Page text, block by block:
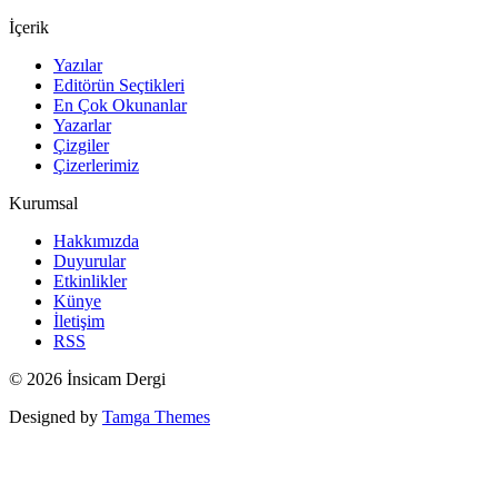
İçerik
Yazılar
Editörün Seçtikleri
En Çok Okunanlar
Yazarlar
Çizgiler
Çizerlerimiz
Kurumsal
Hakkımızda
Duyurular
Etkinlikler
Künye
İletişim
RSS
© 2026 İnsicam Dergi
Designed by Tamga Themes